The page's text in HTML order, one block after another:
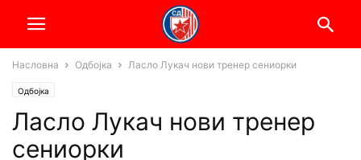
Насловна Одбојка Ласло Лукач нови тренер сениорки
Одбојка
Ласло Лукач нови тренер
сениорки